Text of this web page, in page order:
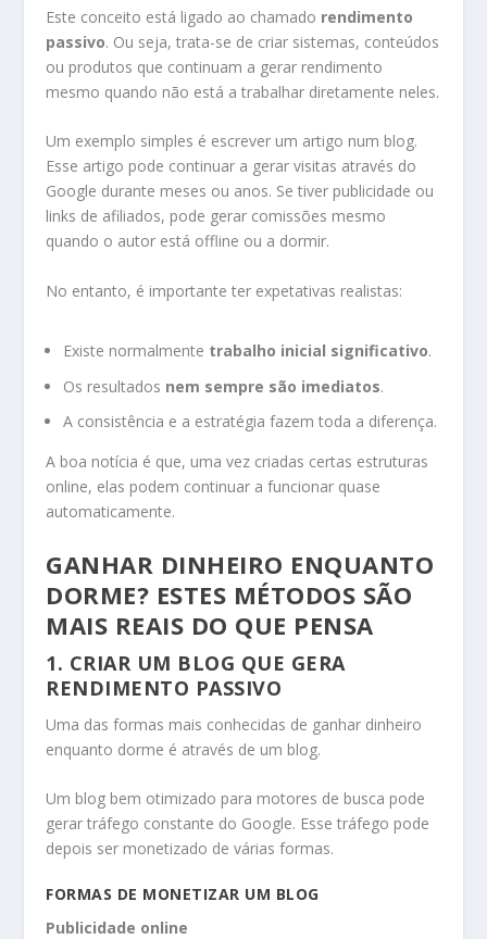
Este conceito está ligado ao chamado rendimento
passivo. Ou seja, trata-se de criar sistemas, conteúdos
ou produtos que continuam a gerar rendimento
mesmo quando não está a trabalhar diretamente neles.
Um exemplo simples é escrever um artigo num blog.
Esse artigo pode continuar a gerar visitas através do
Google durante meses ou anos. Se tiver publicidade ou
links de afiliados, pode gerar comissões mesmo
quando o autor está offline ou a dormir.
No entanto, é importante ter expetativas realistas:
Existe normalmente trabalho inicial significativo.
Os resultados nem sempre são imediatos.
A consistência e a estratégia fazem toda a diferença.
A boa notícia é que, uma vez criadas certas estruturas
online, elas podem continuar a funcionar quase
automaticamente.
GANHAR DINHEIRO ENQUANTO
DORME? ESTES MÉTODOS SÃO
MAIS REAIS DO QUE PENSA
1. CRIAR UM BLOG QUE GERA
RENDIMENTO PASSIVO
Uma das formas mais conhecidas de ganhar dinheiro
enquanto dorme é através de um blog.
Um blog bem otimizado para motores de busca pode
gerar tráfego constante do Google. Esse tráfego pode
depois ser monetizado de várias formas.
FORMAS DE MONETIZAR UM BLOG
Publicidade online